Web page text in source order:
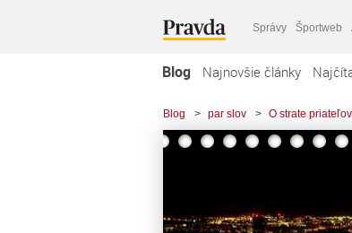
Správy Športweb
Blog Najnovšie články
Blog > par slov > O strate